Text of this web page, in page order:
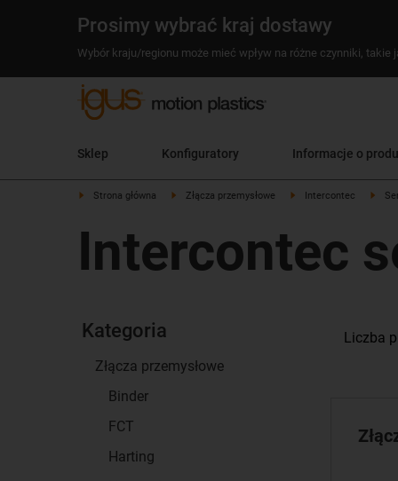
Prosimy wybrać kraj dostawy
Wybór kraju/regionu może mieć wpływ na różne czynniki,
Sklep Konfiguratory Informacje o
Strona główna Złącza przemysłowe Intercontec
Intercontec
Kategoria
Złącza przemysłowe
Binder
FCT
Harting
Liczba